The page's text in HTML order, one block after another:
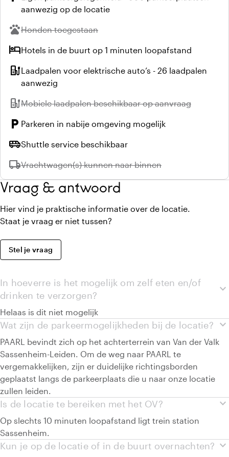
aanwezig op de locatie
petsNiet beschikbaar:
Honden toegestaan
hotelHotels in de buurt op 1 minuten loopafstand
ev_stationLaadpalen voor elektrische auto’s - 26 laadpalen
aanwezig
ev_stationNiet beschikbaar:
Mobiele laadpalen beschikbaar op aanvraag
local_parking Parkeren in nabije omgeving mogelijk
airport_shuttleShuttle service beschikbaar
local_shippingNiet beschikbaar:
Vrachtwagen(s) kunnen naar binnen
Vraag & antwoord
Hier vind je praktische informatie over de locatie.
Staat je vraag er niet tussen?
Stel je vraag
expand_more
In hoeverre is het mogelijk om zelf eten en/of
drinken te verzorgen?
Helaas is dit niet mogelijk
expand_more
Wat zijn de parkeermogelijkheden bij de locatie?
PAARL bevindt zich op het achterterrein van Van der Valk
Sassenheim-Leiden. Om de weg naar PAARL te
vergemakkelijken, zijn er duidelijke richtingsborden
geplaatst langs de parkeerplaats die u naar onze locatie
zullen leiden.
expand_more
Is de locatie te bereiken met het OV?
Op slechts 10 minuten loopafstand ligt trein station
Sassenheim.
expand_more
Kun je op de locatie of in de buurt overnachten?